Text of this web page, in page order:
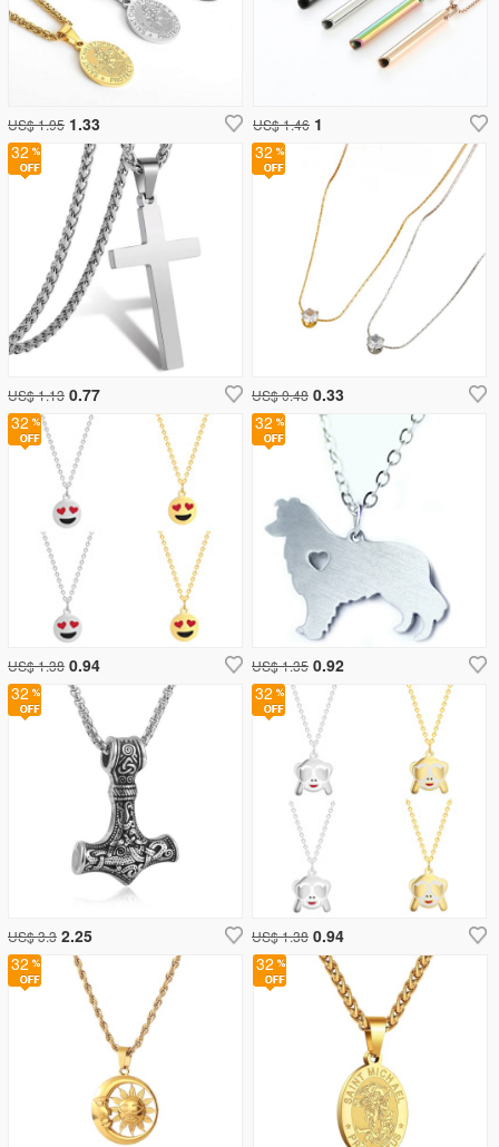
US$ 1.46 1
32
32
US$ 1.38 0.94
32
US$ 3.3 2.25
32
US$ 1.35 0.92
32
US$ 0.48 0.33
US$ 1.95 1.33
32
US$ 1.38 0.94
32
32
US$ 1.13 0.77